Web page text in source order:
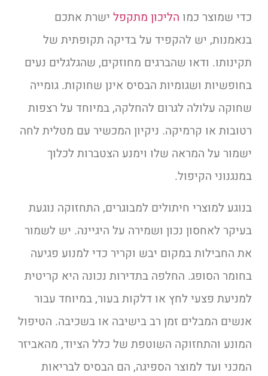
כדי שמוצר כמו הליכון מתקפל ישרת אתכם
בנאמנות, יש להקפיד על בדיקה תקופתית של
תקינותו. ודאו שהברגים מחוזקים, שהגלגלים נעים
בחופשיות ושגומיות הבסיס אינן שחוקות. גומייה
שחוקה עלולה לגרום להחלקה, במיוחד על רצפות
רטובות או קרמיקה. ניקיון המכשיר עם מטלית לחה
ישמור על המראה שלו וימנע הצטברות לכלוך
במנגנוני הקיפול.
בנוגע למוצרי חיתולים למבוגרים, התחזוקה נוגעת
בעיקר לאחסון נכון ושמירה על היגיינה. יש לשמור
את החבילות במקום יבש וקריר כדי למנוע פגיעה
בחומר הסופג. החלפה בתדירות נכונה היא קריטית
למניעת פצעי לחץ או דלקות בעור, במיוחד עבור
אנשים המבלים זמן רב בישיבה או בשכיבה. הטיפול
המונע והתחזוקה השוטפת של כלל הציוד, מהאביזר
המכני ועד למוצר הספיגה, הם הבסיס לבריאות